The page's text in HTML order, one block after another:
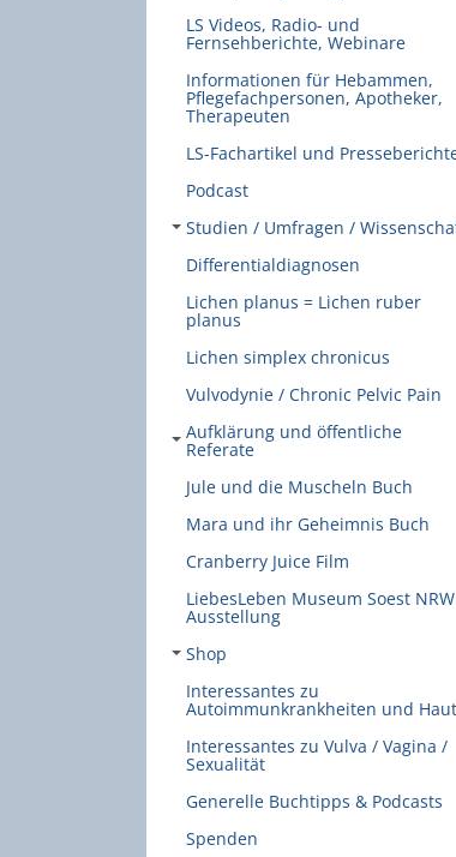
LS Videos, Radio- und
Fernsehberichte, Webinare
Informationen für Hebammen,
Pflegefachpersonen, Apotheker,
Therapeuten
LS-Fachartikel und
Podcast
Studien / Umfragen /
Differentialdiagnosen
Lichen planus = Lichen ruber
planus
Lichen simplex chronicus
Vulvodynie / Chronic Pelvic Pain
Aufklärung und öffentliche
Referate
Jule und die Muscheln Buch
Mara und ihr Geheimnis Buch
Cranberry Juice Film
LiebesLeben Museum Soest
Ausstellung
Shop
Interessantes zu
Autoimmunkrankheiten und Haut
Interessantes zu Vulva / Vagina /
Sexualität
Generelle Buchtipps & Podcasts
Spenden